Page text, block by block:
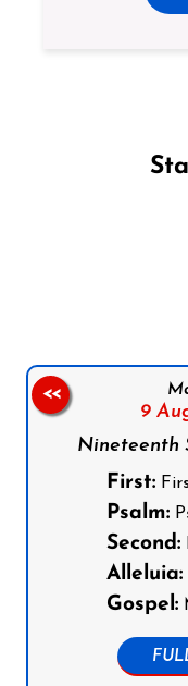
9
Nineteenth
First:
Psalm:
Second:
Alleluia:
Gospel:
<<